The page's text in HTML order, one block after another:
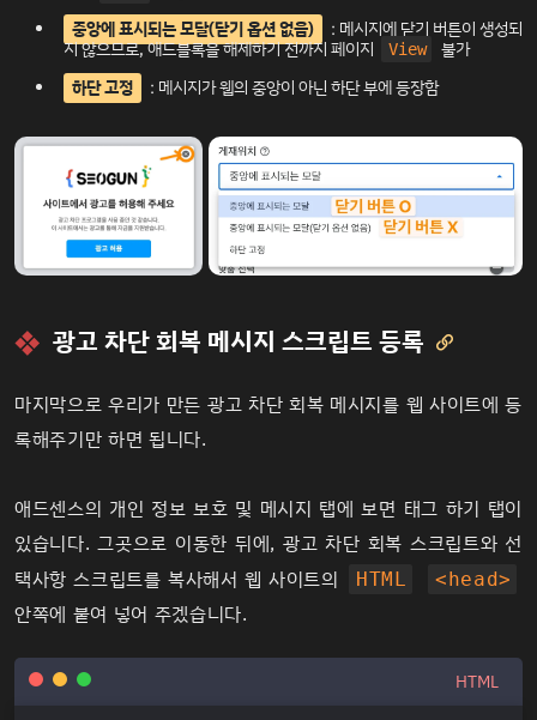
중앙에 표시되는 모달(닫기 옵션 없음)
: 메시지에 닫기 버튼이 생성되
지 않으므로, 애드블록을 해제하기 전까지 페이지
View
불가
하단 고정
: 메시지가 웹의 중앙이 아닌 하단 부에 등장함
광고 차단 회복 메시지 스크립트 등록 
마지막으로 우리가 만든 광고 차단 회복 메시지를 웹 사이트에 등
록해주기만 하면 됩니다.
애드센스의 개인 정보 보호 및 메시지 탭에 보면 태그 하기 탭이
있습니다. 그곳으로 이동한 뒤에, 광고 차단 회복 스크립트와 선
택사항 스크립트를 복사해서 웹 사이트의
HTML <head>
안쪽에 붙여 넣어 주겠습니다.
HTML